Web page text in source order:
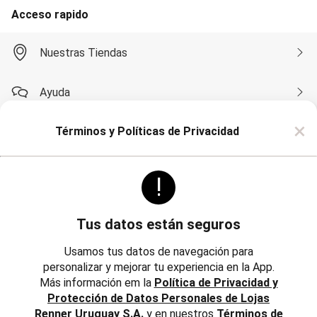
Moda Playa
Bikini Top
Cartera y Mochilas
Esteras
Flotadores
Monte su Bikini
Salidas de Playa
Corta y Media
Jean y Sarga
Acceso rapido
Nuestras Tiendas
Ayuda
Compra por WhatsApp
Trabaja con Nosotros
Inversores
Reglamentos, Política de Cambios y Devoluciones
Términos y Políticas de Privacidad ×
!
Tus datos están seguros
Usamos tus datos de navegación para
personalizar y mejorar tu experiencia en la App.
Más información em la Política de Privacidad y
Protección de Datos Personales de Lojas
Renner Uruguay S.A.y en nuestros Términos de